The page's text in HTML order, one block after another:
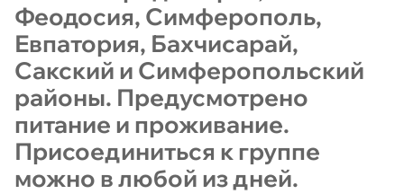
Феодосия, Симферополь,
Евпатория, Бахчисарай,
Сакский и Симферопольский
районы. Предусмотрено
питание и проживание.
Присоединиться к группе
можно в любой из дней.